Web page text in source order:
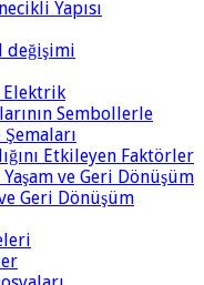
Yapısı
değişimi
Elektrik
Sembollerle
Etkileyen Faktörler
ve Geri Dönüşüm
Geri Dönüşüm